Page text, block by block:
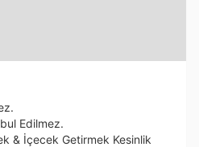
Edilmez.
& İçecek Getirmek Kesinlik